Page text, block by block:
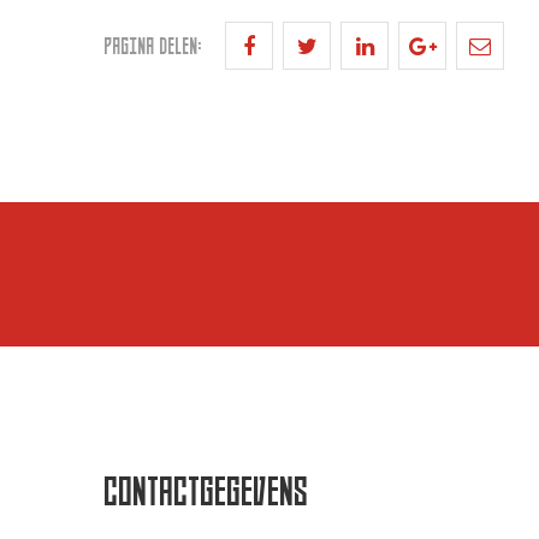
PAGINA DELEN:
CONTACTGEGEVENS